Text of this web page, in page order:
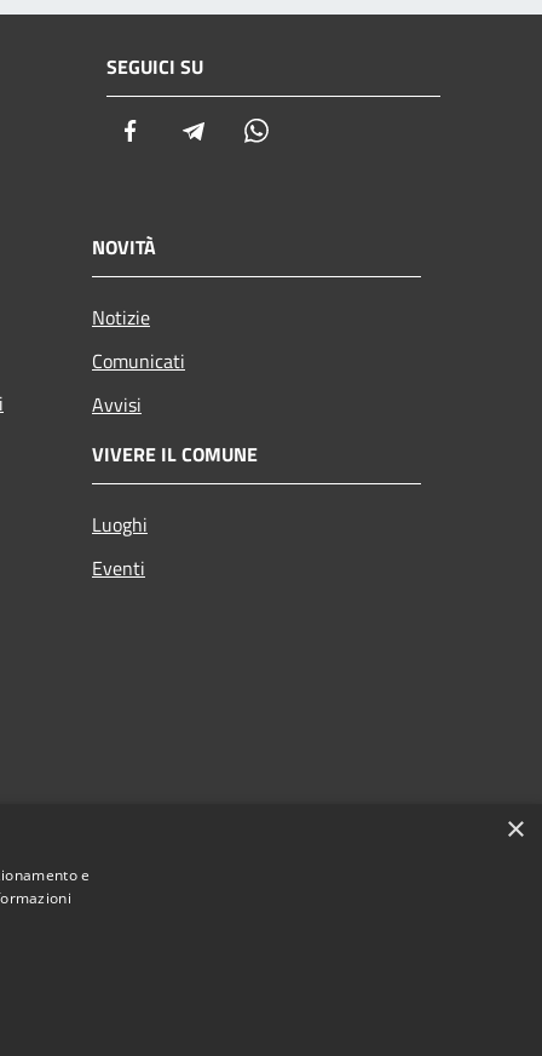
SEGUICI SU
Facebook Telegram
NOVITÀ
Notizie
Comunicati
Avvisi
VIVERE IL COMUNE
Luoghi
Eventi
×
e